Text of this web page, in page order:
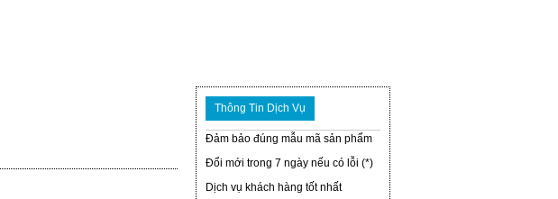
Thông Tin Dịch Vụ
Đảm bảo đúng mẫu mã sản phẩm
Đổi mới trong 7 ngày nếu có lỗi (*)
Dịch vụ khách hàng tốt nhất